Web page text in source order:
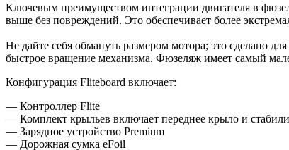
Ключевым преимуществом интеграции двигателя в
выше без повреждений. Это обеспечивает более
Не дайте себя обмануть размером мотора; это сделано
быстрое вращение механизма. Фюзеляж имеет самый
Конфигурация Fliteboard включает:
— Контроллер Flite
— Комплект крыльев включает переднее крыло и
— Зарядное устройство Premium
— Дорожная сумка eFoil